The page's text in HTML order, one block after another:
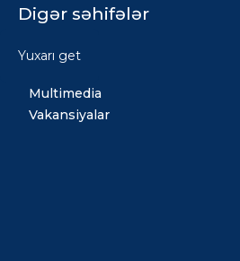
Digər səhifələr
Xəbərlər
Multimedia
Vakansiyalar
Yuxarı get